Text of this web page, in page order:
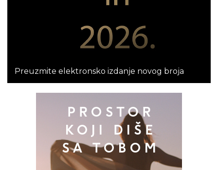
Preuzmite elektronsko izdanje novog broja